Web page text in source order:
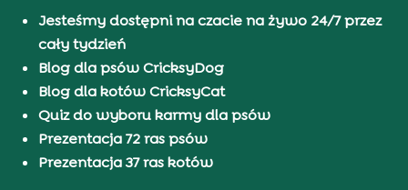
Jesteśmy dostępni na czacie na żywo 24/7 przez
cały tydzień
Blog dla psów CricksyDog
Blog dla kotów CricksyCat
Quiz do wyboru karmy dla psów
Prezentacja 72 ras psów
Prezentacja 37 ras kotów